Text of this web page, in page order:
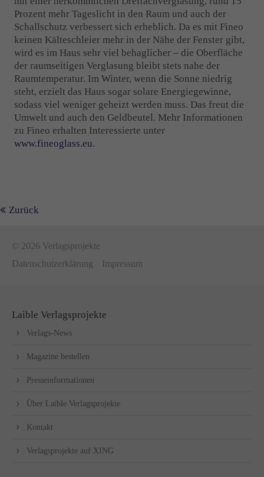
Prozent mehr Tageslicht in den Raum und auch der
Schallschutz verbessert sich erheblich. Da es mit Fineo
keinen Kälteschleier mehr in der Nähe der Fenster gibt,
wird es im Haus sehr viel behaglicher – die Oberfläche
der raumseitigen Verglasung bleibt stets nahe der
Raumtemperatur. Im Winter, wenn die Sonne niedrig
steht, erzielt das Haus sogar solare Energiegewinne,
sodass viel weniger geheizt werden muss. Das freut die
Umwelt und auch den Geldbeutel. Mehr Informationen
zu Fineo erhalten Interessierte unter
www.fineoglass.eu.
Zurück
© 2026 Verlagsprojekte
Datenschutzerklärung
Impressum
Laible Verlagsprojekte
Verlags-News
Magazine bestellen
Presseinformationen
Über Laible Verlagsprojekte
Kontakt
Verlagsprojekte auf XING